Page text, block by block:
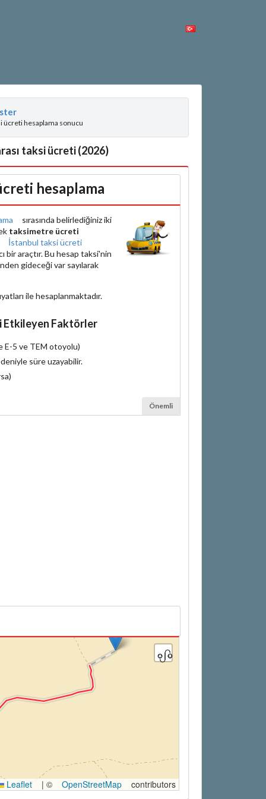
ücreti hesaplama sonucu
taksi ücreti (2026)
hesaplama
sırasında belirlediğiniz iki
taksimetre ücreti
İstanbul taksi ücreti
bir araçtır. Bu hesap taksi'nin
gideceği var sayılarak
ile hesaplanmaktadır.
Etkileyen Faktörler
E-5 ve TEM otoyolu)
süre uzayabilir.
Önemli
Leaflet | © OpenStreetMap contributors